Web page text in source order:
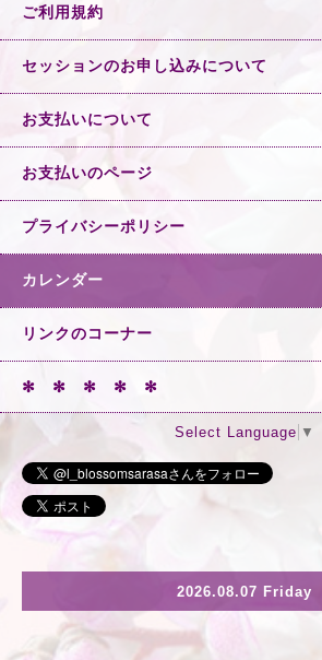
ご利用規約
セッションのお申し込みについて
お支払いについて
お支払いのページ
プライバシーポリシー
カレンダー
リンクのコーナー
✻ ✻ ✻ ✻ ✻
Select Language ▼
2026.08.07 Friday